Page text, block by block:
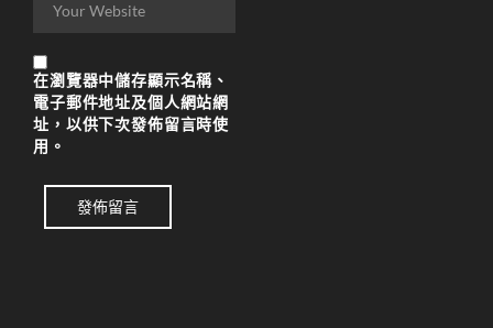
在瀏覽器中儲存顯示名稱、
電子郵件地址及個人網站網
址，以供下次發佈留言時使
用。
發佈留言